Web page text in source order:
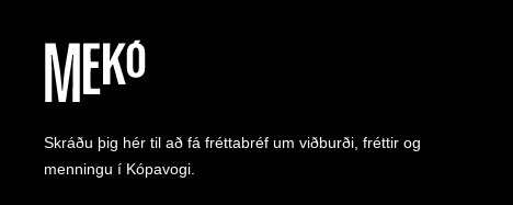
Skráðu þig hér til að fá fréttabréf um viðburði, fréttir og
menningu í Kópavogi.